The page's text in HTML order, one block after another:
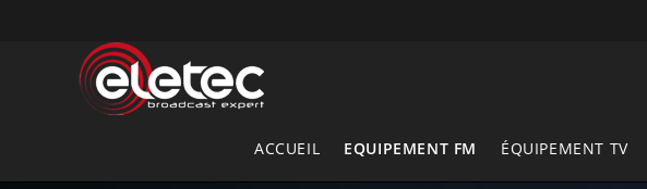
ACCUEIL EQUIPEMENT FM ÉQUIPEMENT TV